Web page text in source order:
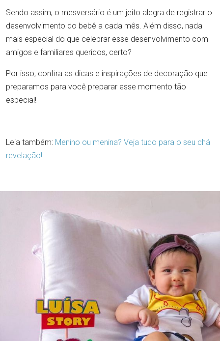
Sendo assim, o mesversário é um jeito alegra de registrar o
desenvolvimento do bebê a cada mês. Além disso, nada
mais especial do que celebrar esse desenvolvimento com
amigos e familiares queridos, certo?
Por isso, confira as dicas e inspirações de decoração que
preparamos para você preparar esse momento tão
especial!
Leia também: Menino ou menina? Veja tudo para o seu chá
revelação!